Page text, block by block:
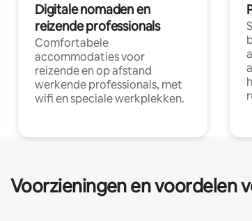
Digitale nomaden en
reizende professionals
Comfortabele
accommodaties voor
reizende en op afstand
werkende professionals, met
wifi en speciale werkplekken.
Voorzieningen en voordelen